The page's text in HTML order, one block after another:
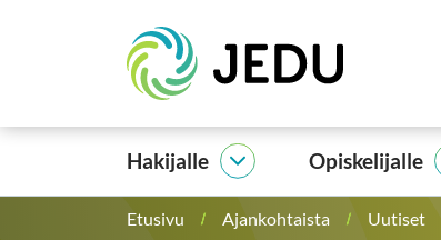
sisältöön
Etusivu
Hakijalle
Hakijalle
alasivut
Opiskelijalle
Etusivu Ajankohtaista Uutiset